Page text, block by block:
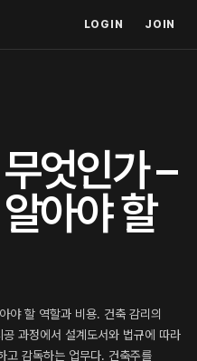
LOGIN JOIN
엇인가 –
아야 할
야 할 역할과 비용. 건축 감리의
과정에서 설계도서와 법규에 따라
고 감독하는 업무다. 건축주를